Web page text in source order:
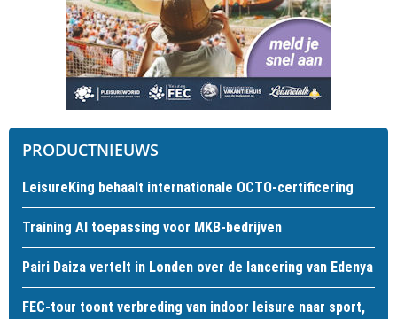
PRODUCTNIEUWS
LeisureKing behaalt internationale OCTO-certificering
Training AI toepassing voor MKB-bedrijven
Pairi Daiza vertelt in Londen over de lancering van Edenya
FEC-tour toont verbreding van indoor leisure naar sport,